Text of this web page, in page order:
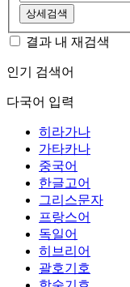
상세검색
결과 내 재검색
인기 검색어
다국어 입력
히라가나
가타카나
중국어
한글고어
그리스문자
프랑스어
독일어
히브리어
괄호기호